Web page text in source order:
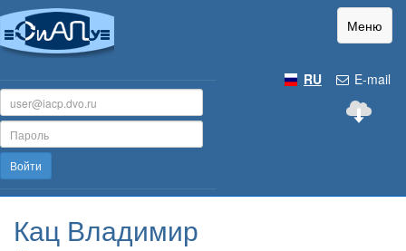
Меню
E-mail
RU
Войти
Кац Владимир